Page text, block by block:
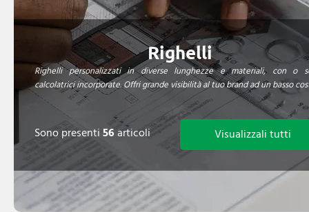
Righelli
Righelli personalizzati in diverse lunghezze e materiali, con o
calcolatrici incorporate. Offri grande visibilità al tuo brand ad un basso
Sono presenti56articoli Visualizzali tutti